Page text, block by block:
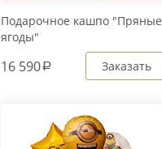
Подарочное кашпо "Пряные
ягоды"
16 590a Заказать